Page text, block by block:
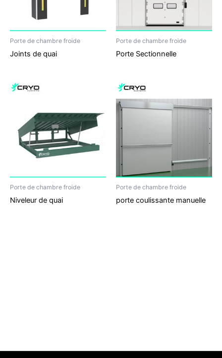
Porte de chambre froide
Joints de quai
Porte de chambre froide
Porte Sectionnelle
Porte de chambre froide
Niveleur de quai
Porte de chambre froide
porte coulissante manuelle